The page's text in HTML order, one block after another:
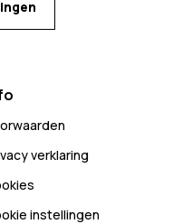
verklaring
instellingen